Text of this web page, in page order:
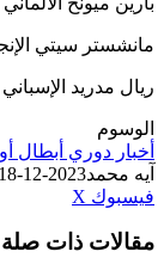
سيتي الإنجليزي ×
الإسباني ×
أبطال أوروبا
2023-12-18
‫Xلينكدإن
بينتيريست
مشاركة
البريد
طباعة
ذات صلة